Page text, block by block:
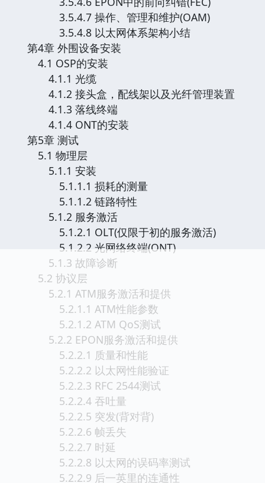
3.5.4.7 操作、管理和维护(OAM)
3.5.4.8 以太网体系架构小结
第4章 外围设备安装
4.1 OSP的安装
4.1.1 光缆
4.1.2 接头盒，配线架以及光纤管理装置
4.1.3 落线终端
4.1.4 ONT的安装
第5章 测试
5.1 物理层
5.1.1 安装
5.1.1.1 损耗的测量
5.1.1.2 链路特性
5.1.2 服务激活
5.1.2.1 OLT(仅限于初的服务激活)
5.1.2.2 光网络终端(ONT)
5.1.3 故障诊断
5.2 协议层
5.2.1 ATM服务激活和提供
5.2.1.1 ATM性能参数
5.2.1.2 ATM QoS测试
5.2.2 EPON服务激活和提供
5.2.2.1 质量和性能
5.2.2.2 以太网性能验证
5.2.2.3 RFC 2544测试
5.2.2.4 吞吐量
5.2.2.5 突发(背对背)
5.2.2.6 帧丢失
5.2.2.7 时延
5.2.2.8 以太网的误码率测试
5.2.2.9 后一英里的连通性